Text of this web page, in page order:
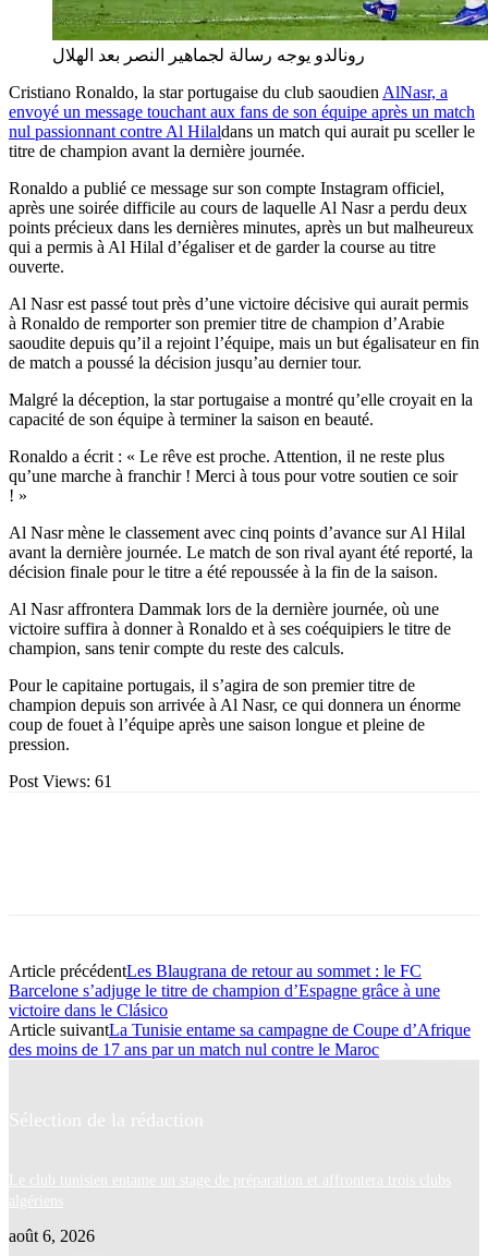
رونالدو يوجه رسالة لجماهير النصر بعد الهلال
Cristiano Ronaldo, la star portugaise du club saoudien AlNasr, a
envoyé un message touchant aux fans de son équipe après un match
nul passionnant contre Al Hilaldans un match qui aurait pu sceller le
titre de champion avant la dernière journée.
Ronaldo a publié ce message sur son compte Instagram officiel,
après une soirée difficile au cours de laquelle Al Nasr a perdu deux
points précieux dans les dernières minutes, après un but malheureux
qui a permis à Al Hilal d’égaliser et de garder la course au titre
ouverte.
Al Nasr est passé tout près d’une victoire décisive qui aurait permis
à Ronaldo de remporter son premier titre de champion d’Arabie
saoudite depuis qu’il a rejoint l’équipe, mais un but égalisateur en fin
de match a poussé la décision jusqu’au dernier tour.
Malgré la déception, la star portugaise a montré qu’elle croyait en la
capacité de son équipe à terminer la saison en beauté.
Ronaldo a écrit : « Le rêve est proche. Attention, il ne reste plus
qu’une marche à franchir ! Merci à tous pour votre soutien ce soir
! »
Al Nasr mène le classement avec cinq points d’avance sur Al Hilal
avant la dernière journée. Le match de son rival ayant été reporté, la
décision finale pour le titre a été repoussée à la fin de la saison.
Al Nasr affrontera Dammak lors de la dernière journée, où une
victoire suffira à donner à Ronaldo et à ses coéquipiers le titre de
champion, sans tenir compte du reste des calculs.
Pour le capitaine portugais, il s’agira de son premier titre de
champion depuis son arrivée à Al Nasr, ce qui donnera un énorme
coup de fouet à l’équipe après une saison longue et pleine de
pression.
Post Views: 61
Article précédentLes Blaugrana de retour au sommet : le FC
Barcelone s’adjuge le titre de champion d’Espagne grâce à une
victoire dans le Clásico
Article suivantLa Tunisie entame sa campagne de Coupe d’Afrique
des moins de 17 ans par un match nul contre le Maroc
Sélection de la rédaction
Le club tunisien entame un stage de préparation et affrontera trois clubs
algériens
août 6, 2026